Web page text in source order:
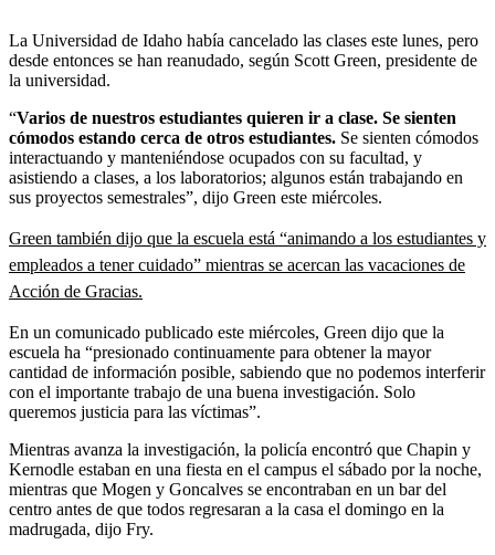
La Universidad de Idaho había cancelado las clases este lunes, pero
desde entonces se han reanudado, según Scott Green, presidente de
la universidad.
“Varios de nuestros estudiantes quieren ir a clase. Se sienten
cómodos estando cerca de otros estudiantes. Se sienten cómodos
interactuando y manteniéndose ocupados con su facultad, y
asistiendo a clases, a los laboratorios; algunos están trabajando en
sus proyectos semestrales”, dijo Green este miércoles.
Green también dijo que la escuela está “animando a los estudiantes y
empleados a tener cuidado” mientras se acercan las vacaciones de
Acción de Gracias.
En un comunicado publicado este miércoles, Green dijo que la
escuela ha “presionado continuamente para obtener la mayor
cantidad de información posible, sabiendo que no podemos interferir
con el importante trabajo de una buena investigación. Solo
queremos justicia para las víctimas”.
Mientras avanza la investigación, la policía encontró que Chapin y
Kernodle estaban en una fiesta en el campus el sábado por la noche,
mientras que Mogen y Goncalves se encontraban en un bar del
centro antes de que todos regresaran a la casa el domingo en la
madrugada, dijo Fry.